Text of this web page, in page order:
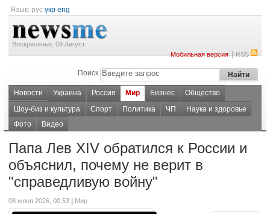
Язык: рус укр eng
Воскресенье, 09 Август
Мобильная версия|RSS
Поиск
Новости Украина Россия Мир Бизнес
Общество
Шоу-биз и культура
Спорт Политика ЧП
Наука и здоровье
Фото
Видео
Папа Лев XIV обратился к России и
объяснил, почему не верит в
"справедливую войну"
08 июня 2026, 00:53 Мир